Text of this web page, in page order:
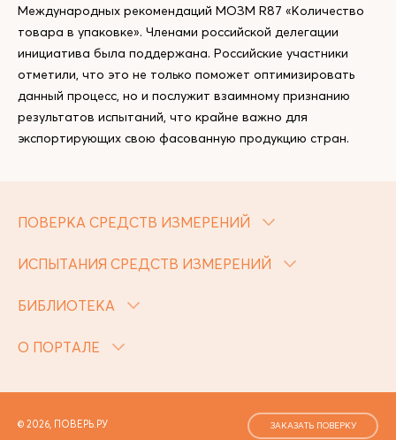
Международных рекомендаций МОЗМ R87 «Количество
товара в упаковке». Членами российской делегации
инициатива была поддержана. Российские участники
отметили, что это не только поможет оптимизировать
данный процесс, но и послужит взаимному признанию
результатов испытаний, что крайне важно для
экспортирующих свою фасованную продукцию стран.
ПОВЕРКА СРЕДСТВ ИЗМЕРЕНИЙ
ИСПЫТАНИЯ СРЕДСТВ ИЗМЕРЕНИЙ
БИБЛИОТЕКА
О ПОРТАЛЕ
© 2026, ПОВЕРЬ.РУ ЗАКАЗАТЬ ПОВЕРКУ